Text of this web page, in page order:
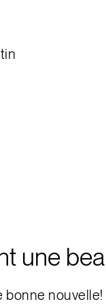
une
bonne nouvelle!